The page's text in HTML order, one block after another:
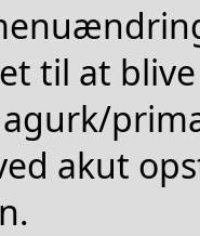
til at
agurk/
akut